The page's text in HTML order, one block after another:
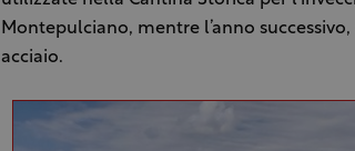
Montepulciano, mentre l’anno
acciaio.